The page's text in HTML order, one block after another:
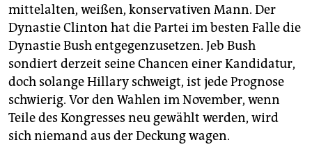
mittelalten, weißen, konservativen Mann. Der
Dynastie Clinton hat die Partei im besten Falle die
Dynastie Bush entgegenzusetzen. Jeb Bush
sondiert derzeit seine Chancen einer Kandidatur,
doch solange Hillary schweigt, ist jede Prognose
schwierig. Vor den Wahlen im November, wenn
Teile des Kongresses neu gewählt werden, wird
sich niemand aus der Deckung wagen.